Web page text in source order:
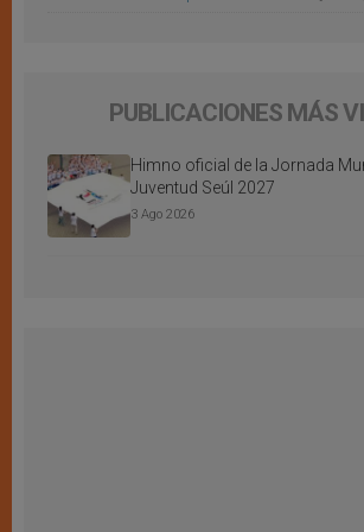
PUBLICACIONES MÁS
Himno oficial de la Jornada
Juventud Seúl 2027
3 Ago 2026